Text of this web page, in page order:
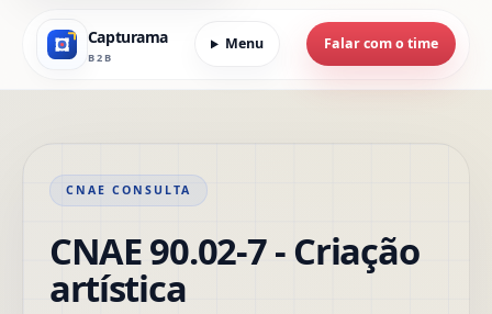
Capturama
B2B
Menu Falar com o time
CNAE CONSULTA
CNAE 90.02-7 - Criação
artística